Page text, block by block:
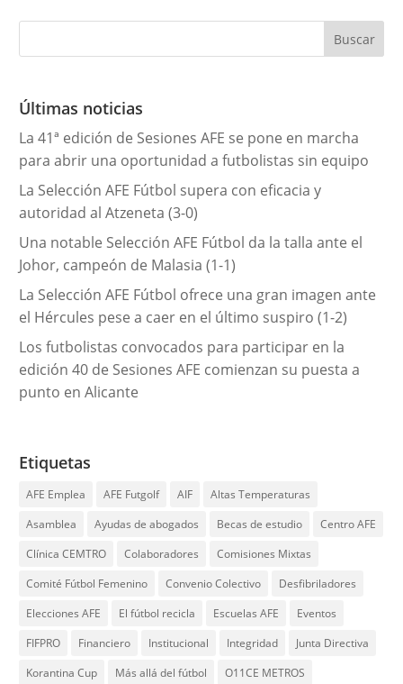
g
r
a
s
Últimas noticias
La 41ª edición de Sesiones AFE se pone en marcha
para abrir una oportunidad a futbolistas sin equipo
La Selección AFE Fútbol supera con eficacia y
autoridad al Atzeneta (3-0)
Una notable Selección AFE Fútbol da la talla ante el
Johor, campeón de Malasia (1-1)
La Selección AFE Fútbol ofrece una gran imagen ante
el Hércules pese a caer en el último suspiro (1-2)
Los futbolistas convocados para participar en la
edición 40 de Sesiones AFE comienzan su puesta a
punto en Alicante
Etiquetas
AFE Emplea AFE Futgolf AIF
Altas Temperaturas
Asamblea
Ayudas de abogados Becas de estudio
Centro AFE
Clínica CEMTRO
Colaboradores
Comisiones Mixtas
Comité Fútbol Femenino
Convenio Colectivo
Desfibriladores
Elecciones AFE
El fútbol recicla Escuelas AFE
Eventos
FIFPRO
Financiero Institucional Integridad
Junta Directiva
Korantina Cup
Más allá del fútbol
O11CE METROS